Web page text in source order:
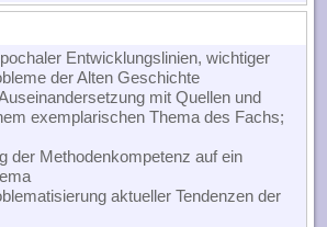
Entwicklungslinien, wichtiger
der Alten Geschichte
mit Quellen und
exemplarischen Thema des Fachs;
der Methodenkompetenz auf ein
aktueller Tendenzen der